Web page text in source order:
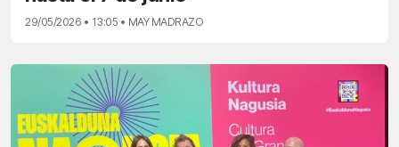
29/05/2026 • 13:05 • MAY MADRAZO